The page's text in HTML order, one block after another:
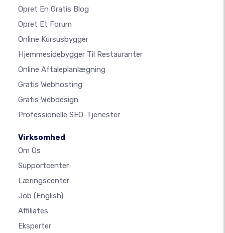
Opret En Gratis Blog
Opret Et Forum
Online Kursusbygger
Hjemmesidebygger Til Restauranter
Online Aftaleplanlægning
Gratis Webhosting
Gratis Webdesign
Professionelle SEO-Tjenester
Virksomhed
Om Os
Supportcenter
Læringscenter
Job (English)
Affiliates
Eksperter